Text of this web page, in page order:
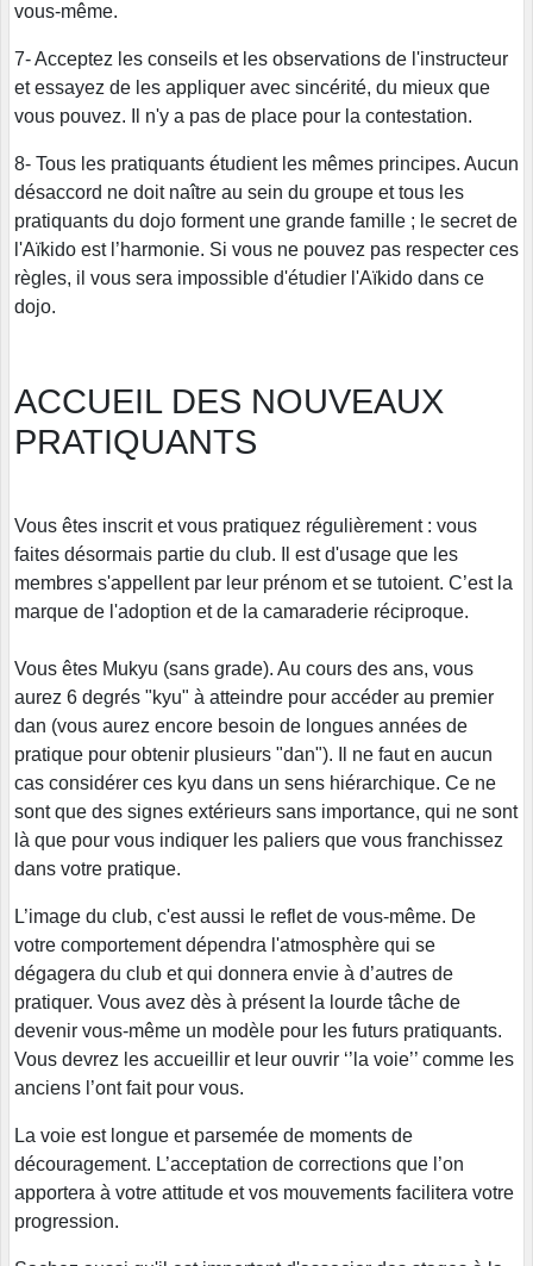
vous-même.
7- Acceptez les conseils et les observations de l'instructeur
et essayez de les appliquer avec sincérité, du mieux que
vous pouvez. Il n'y a pas de place pour la contestation.
8- Tous les pratiquants étudient les mêmes principes. Aucun
désaccord ne doit naître au sein du groupe et tous les
pratiquants du dojo forment une grande famille ; le secret de
l'Aïkido est l’harmonie. Si vous ne pouvez pas respecter ces
règles, il vous sera impossible d'étudier l'Aïkido dans ce
dojo.
ACCUEIL DES NOUVEAUX
PRATIQUANTS
Vous êtes inscrit et vous pratiquez régulièrement : vous
faites désormais partie du club. Il est d'usage que les
membres s'appellent par leur prénom et se tutoient. C’est la
marque de l'adoption et de la camaraderie réciproque.
Vous êtes Mukyu (sans grade). Au cours des ans, vous
aurez 6 degrés "kyu" à atteindre pour accéder au premier
dan (vous aurez encore besoin de longues années de
pratique pour obtenir plusieurs "dan"). Il ne faut en aucun
cas considérer ces kyu dans un sens hiérarchique. Ce ne
sont que des signes extérieurs sans importance, qui ne sont
là que pour vous indiquer les paliers que vous franchissez
dans votre pratique.
L’image du club, c'est aussi le reflet de vous-même. De
votre comportement dépendra l'atmosphère qui se
dégagera du club et qui donnera envie à d’autres de
pratiquer. Vous avez dès à présent la lourde tâche de
devenir vous-même un modèle pour les futurs pratiquants.
Vous devrez les accueillir et leur ouvrir ‘’la voie’’ comme les
anciens l’ont fait pour vous.
La voie est longue et parsemée de moments de
découragement. L’acceptation de corrections que l’on
apportera à votre attitude et vos mouvements facilitera votre
progression.